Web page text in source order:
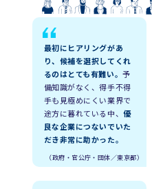
最初にヒアリングがあ
り、候補を選択してくれ
るのはとても有難い。予
備知識がなく、得手不得
手も見極めにくい業界で
途方に暮れている中、優
良な企業につないでいた
だき非常に助かった。
（政府・官公庁・団体／東京都）